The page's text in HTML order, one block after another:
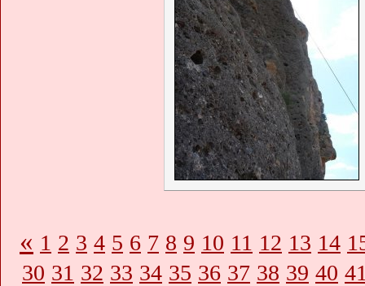
« 1 2 3 4 5 6 7 8 9 10 11 12 13 14
30 31 32 33 34 35 36 37 38 39 40